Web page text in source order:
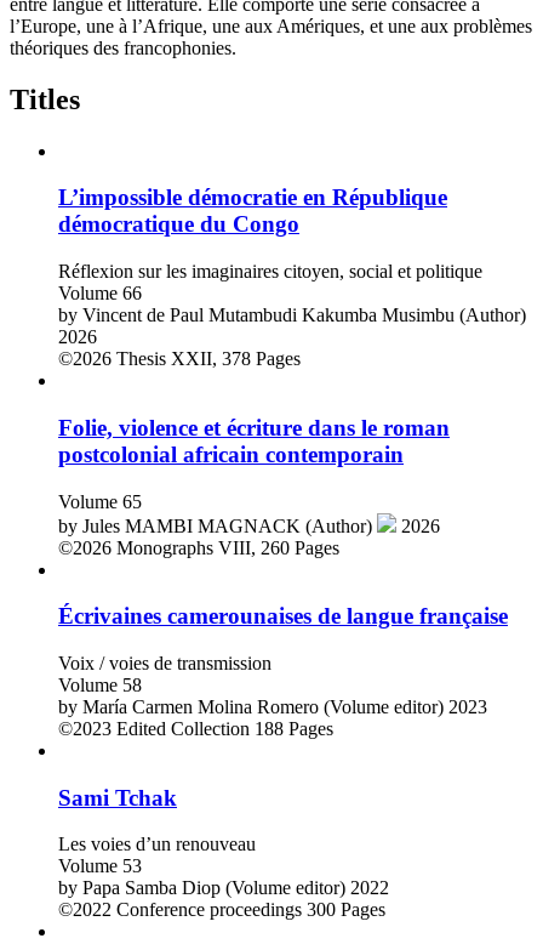
l’Europe, une à l’Afrique, une aux Amériques, et une aux problèmes
théoriques des francophonies.
Titles
L’impossible démocratie en République
démocratique du Congo
Réflexion sur les imaginaires citoyen, social et politique
Volume 66
by Vincent de Paul Mutambudi Kakumba Musimbu (Author)
2026
©2026 Thesis XXII, 378 Pages
Folie, violence et écriture dans le roman
postcolonial africain contemporain
Volume 65
by Jules MAMBI MAGNACK (Author)
2026
©2026 Monographs VIII, 260 Pages
Écrivaines camerounaises de langue française
Voix / voies de transmission
Volume 58
by María Carmen Molina Romero (Volume editor) 2023
©2023 Edited Collection 188 Pages
Sami Tchak
Les voies d’un renouveau
Volume 53
by Papa Samba Diop (Volume editor) 2022
©2022 Conference proceedings 300 Pages